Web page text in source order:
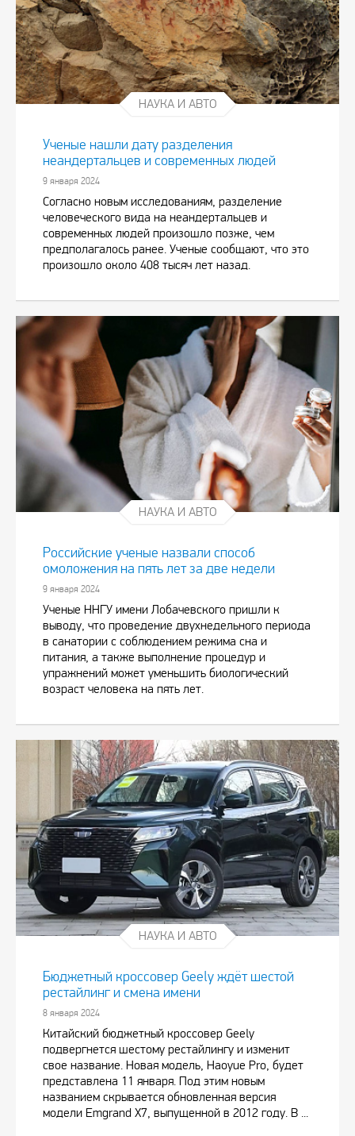
НАУКА И АВТО
Ученые нашли дату разделения
неандертальцев и современных людей
9 января 2024
Согласно новым исследованиям, разделение
человеческого вида на неандертальцев и
современных людей произошло позже, чем
предполагалось ранее. Ученые сообщают, что это
произошло около 408 тысяч лет назад.
НАУКА И АВТО
Российские ученые назвали способ
омоложения на пять лет за две недели
9 января 2024
Ученые ННГУ имени Лобачевского пришли к
выводу, что проведение двухнедельного периода
в санатории с соблюдением режима сна и
питания, а также выполнение процедур и
упражнений может уменьшить биологический
возраст человека на пять лет.
НАУКА И АВТО
Бюджетный кроссовер Geely ждёт шестой
рестайлинг и смена имени
8 января 2024
Китайский бюджетный кроссовер Geely
подвергнется шестому рестайлингу и изменит
свое название. Новая модель, Haoyue Pro, будет
представлена 11 января. Под этим новым
названием скрывается обновленная версия
модели Emgrand X7, выпущенной в 2012 году. В ...